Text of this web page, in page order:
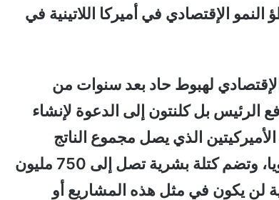
الإقتصادي في أميركا اللاتينية في
لهبوط حاد بعد سنوات من
الرئيس بل كلنتون إلى الدعوة لإنشاء
الذي يصل مجموع الناتج
القومي لدولها إلى 10 ترليون دولار سنويا، وتضم كتلة بشرية تصل إلى 750 مليون
لن يكون في مثل هذه المشاريع أو